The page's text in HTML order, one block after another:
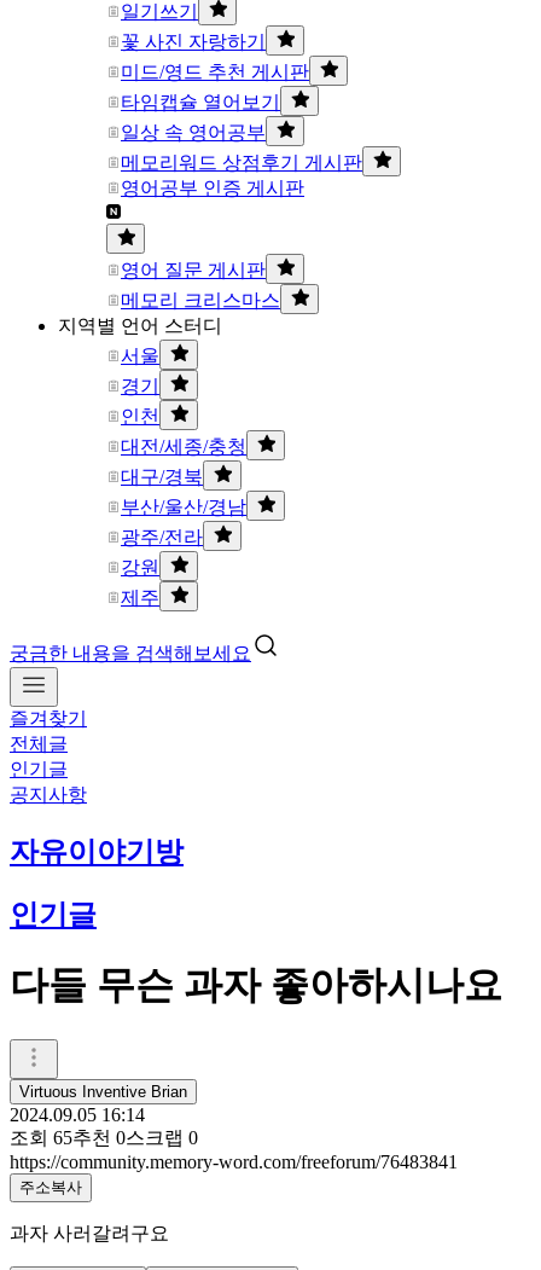
일기쓰기
꽃 사진 자랑하기
미드/영드 추천 게시판
타임캡슐 열어보기
일상 속 영어공부
메모리워드 상점후기 게시판
영어공부 인증 게시판
영어 질문 게시판
메모리 크리스마스
지역별 언어 스터디
서울
경기
인천
대전/세종/충청
대구/경북
부산/울산/경남
광주/전라
강원
제주
궁금한 내용을 검색해보세요
즐겨찾기
전체글
인기글
공지사항
자유이야기방
인기글
다들 무슨 과자 좋아하시나요
Virtuous Inventive Brian
2024.09.05 16:14
조회 65추천 0스크랩 0
https://community.memory-word.com/freeforum/76483841
주소복사
과자 사러갈려구요